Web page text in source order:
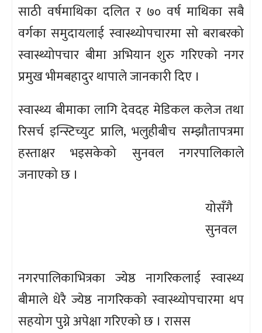
साठी वर्षमाथिका दलित र ७० वर्ष माथिका सबै
वर्गका समुदायलाई स्वास्थ्योपचारमा सो बराबरको
स्वास्थ्योपचार बीमा अभियान शुरु गरिएको नगर
प्रमुख भीमबहादुर थापाले जानकारी दिए ।
स्वास्थ्य बीमाका लागि देवदह मेडिकल कलेज तथा
रिसर्च इन्स्टिच्युट प्रालि, भलुहीबीच सम्झौतापत्रमा
हस्ताक्षर भइसकेको सुनवल नगरपालिकाले
जनाएको छ ।
योसँगै
सुनवल
नगरपालिकाभित्रका ज्येष्ठ नागरिकलाई स्वास्थ्य
बीमाले धेरै ज्येष्ठ नागरिकको स्वास्थ्योपचारमा थप
सहयोग पुग्ने अपेक्षा गरिएको छ । रासस